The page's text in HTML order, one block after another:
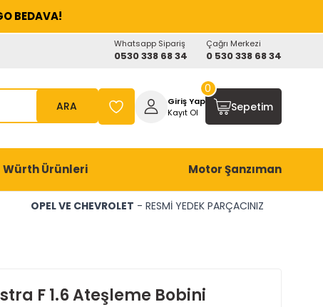
BEDAVA!
Whatsapp Sipariş
0530 338 68 34
Çağrı Merkezi
0 530 338 68 34
ARA
Giriş Yap
Kayıt Ol
Sepetim
0
Würth Ürünleri Motor Şanzıman
OPEL VE CHEVROLET - RESMİ YEDEK PARÇACINIZ
F 1.6 Ateşleme Bobini